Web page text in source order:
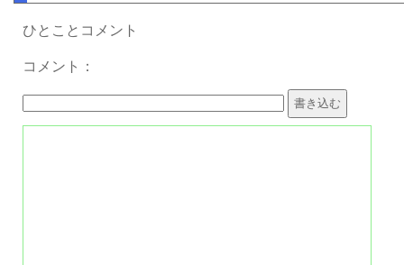
ひとことコメント
コメント：